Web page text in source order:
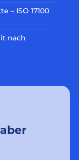
– ISO 17100
nach